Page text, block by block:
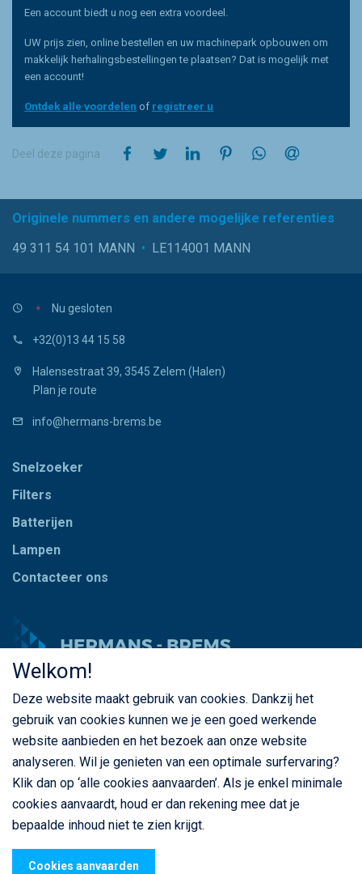
Een account biedt u nog een extra voordeel.
UW prijs zien, online bestellen en uw machinepark opbouwen om
makkelijk herhalingsbestellingen te plaatsen? Dat is mogelijk met
een account!
Ontdek alle voordelen of registreer u
Deel deze pagina op Facebookop Twitterop LinkedInop Pinterestop WhatsApp
Originele nummers en andere mogelijke referenties
49 311 54 101 MANN • LE114001 MANN
Nu gesloten
+32(0)13 44 15 58
Halensestraat 39, 3545 Zelem (Halen)
Plan je route
info@hermans-brems.be
Snelzoeker
Filters
Batterijen
Lampen
Contacteer ons
© Copyright Hermans - Brems 2026. Alle rechten
voorbehouden
Privacybeleid
Algemene voorwaarden
webdesign© Sanmax Projects
Welkom!
Deze website maakt gebruik van cookies. Dankzij het
gebruik van cookies kunnen we je een goed werkende
website aanbieden en het bezoek aan onze website
analyseren. Wil je genieten van een optimale surfervaring?
Klik dan op ‘alle cookies aanvaarden’. Als je enkel minimale
cookies aanvaardt, houd er dan rekening mee dat je
bepaalde inhoud niet te zien krijgt.
Cookies aanvaarden